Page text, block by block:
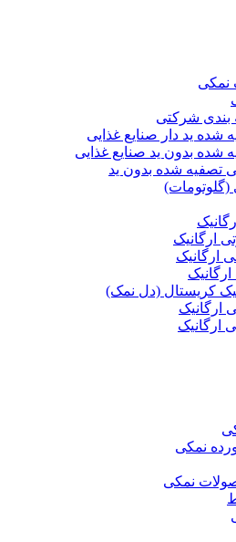
نمکی
بندی شرکتی
شده ید دار صنایع غذایی
شده بدون ید صنایع غذایی
تصفیه شده بدون ید
(گلوتومات)
ارگانیک
ارگانیک
کریستال (دل نمک)
ارگانیک
ارگانیک
نمکی
نمکی